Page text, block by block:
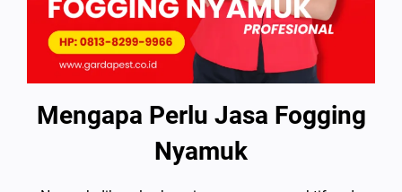
Mengapa Perlu Jasa Fogging
Nyamuk